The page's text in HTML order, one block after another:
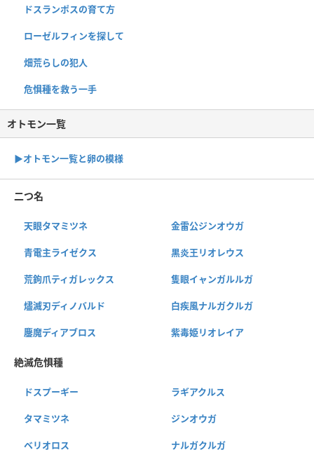
ドスランポスの育て方
ローゼルフィンを探して
畑荒らしの犯人
危惧種を救う一手
オトモン一覧
▶︎オトモン一覧と卵の模様
二つ名
天眼タマミツネ 金雷公ジンオウガ
青電主ライゼクス 黒炎王リオレウス
荒鉤爪ティガレックス 隻眼イャンガルルガ
燼滅刃ディノバルド 白疾風ナルガクルガ
鏖魔ディアブロス 紫毒姫リオレイア
絶滅危惧種
ドスプーギー ラギアクルス
タマミツネ ジンオウガ
ベリオロス ナルガクルガ